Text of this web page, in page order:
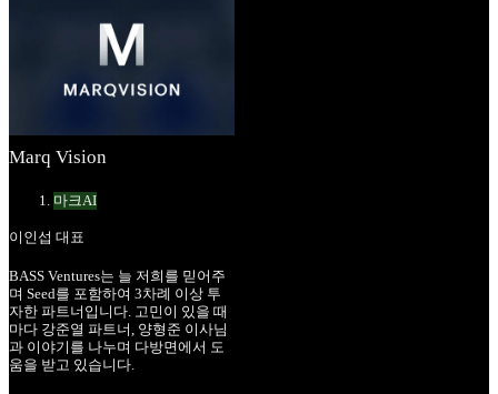
Marq Vision
마크AI
이인섭 대표
BASS Ventures는 늘 저희를 믿어주
며 Seed를 포함하여 3차례 이상 투
자한 파트너입니다. 고민이 있을 때
마다 강준열 파트너, 양형준 이사님
과 이야기를 나누며 다방면에서 도
움을 받고 있습니다.